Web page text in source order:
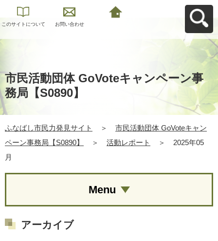
このサイトについて お問い合わせ
市民活動団体 GoVoteキャンペーン事
務局【S0890】
ふなばし市民力発見サイト ＞
市民活動団体 GoVoteキャン
ペーン事務局【S0890】
＞ 活動レポート ＞
2025年05
月
Menu
アーカイブ